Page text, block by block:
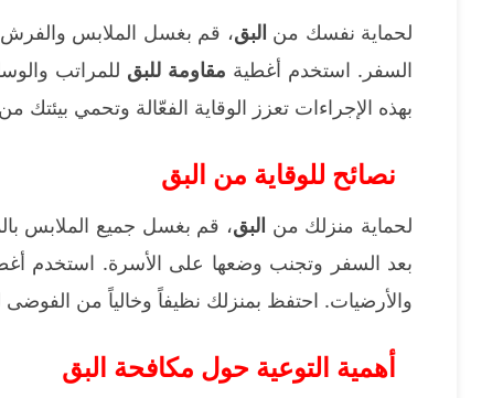
لحماية نفسك من البق، قم بغسل الملابس
السفر. استخدم أغطية مقاومة للبق للمراتب
بهذه الإجراءات تعزز الوقاية الفعّالة وتحمي بيئتك
نصائح للوقاية من البق
لحماية منزلك من البق، قم بغسل جميع الملابس
بعد السفر وتجنب وضعها على الأسرة. استخدم
والأرضيات. احتفظ بمنزلك نظيفاً وخالياً من الفوضى
أهمية التوعية حول مكافحة البق